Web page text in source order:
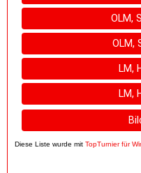
OLM,
OLM,
LM,
LM,
Diese Liste wurde mit TopTurnier für